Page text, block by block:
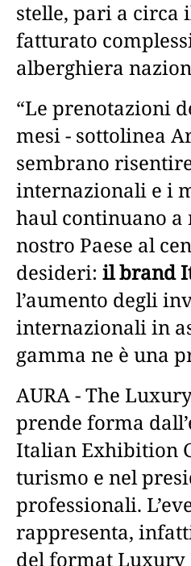
stelle, pari a circa
fatturato
alberghiera
“Le prenotazioni
mesi - sottolinea
sembrano
internazionali e i
haul continuano a
nostro Paese al
desideri: il brand
l’aumento degli
internazionali in
gamma ne è una
AURA - The
prende forma
Italian Exhibition
turismo e nel
professionali.
rappresenta,
del format Luxury